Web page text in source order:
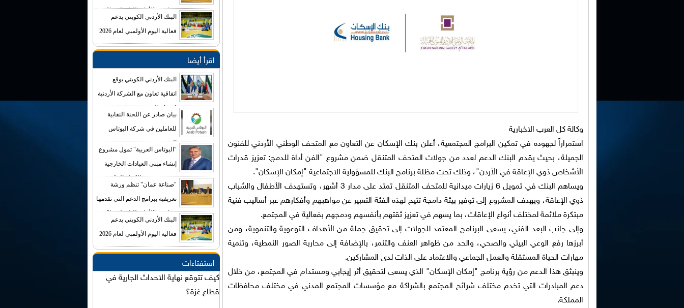
وكالة كل العرب الاخبارية
استمراراً لجهوده في تمكين البرامج المجتمعية، أعلن بنك الإسكان عن التعاون مع المتحف الوطني الأردني للفنون
الجميلة، بحيث يقدم البنك الدعم لعدد من جولات المتحف المتنقل ضمن مشروع "الفن أداة للدمج: تعزيز قدرات
الأشخاص ذوي الإعاقة في الأردن"، وذلك تحت مظلة برنامج البنك للمسؤولية الاجتماعية "إمكان الإسكان".
ويساهم البنك في تمويل 6 زيارات ميدانية للمتحف المتنقل تمتد على مدار 3 أشهر، وتستهدف الأطفال والشباب
ذوي الإعاقة، ويهدف المشروع إلى توفير بيئة دامجة تتيح لهذه الفئة التعبير عن مواهبهم وأفكارهم عبر أساليب فنية
مبتكرة ملائمة لمختلف أنواع الإعاقات، بما يسهم في تعزيز ثقتهم بأنفسهم ودمجهم بفعالية في المجتمع.
وإلى جانب البعد الفني، يسعى البرنامج المعتمد للجولات إلى تحقيق جملة من الأهداف التوعوية والتنموية، ومن
أبرزها رفع الوعي البيئي والصحي، والحد من ظواهر العنف والتنمر، بالإضافة إلى محاربة الصور النمطية، وتنمية
مهارات الحياة المستقلة والعمل الجماعي والاعتماد على الذات لدى المشاركين.
وينبثق هذا الدعم من رؤية برنامج "إمكان الإسكان" الذي يسعى لتحقيق أثر إيجابي ومستدام في المجتمع، من خلال
دعم المبادرات التي تخدم مختلف شرائح المجتمع بالشراكة مع مؤسسات المجتمع المدني في مختلف محافظات
المملكة.
صناديق "الأعلى للتكنولوجيا"
البنك الأردني الكويتي يدعم
فعالية اليوم الأولمبي لعام 2026
اقرأ أيضا
البنك الأردني الكويتي يوقع
اتفاقية تعاون مع الشركة الأردنية
لضمان القروض
بيان صادر عن اللجنة النقابية
للعاملين في شركة البوتاس
العربية
"البوتاس العربية" تمول مشروع
إنشاء مبنى العيادات الخارجية
في مستشفى الكرك الحكومي
بكلفة تصل إلى (4) ملايين دينار
"صناعة عمان" تنظم ورشة
تعريفية ببرامج الدعم التي تقدمها
صناديق "الأعلى للتكنولوجيا"
البنك الأردني الكويتي يدعم
فعالية اليوم الأولمبي لعام 2026
استفتاءات
كيف تتوقع نهاية الاحداث الجارية في
قطاع غزة؟